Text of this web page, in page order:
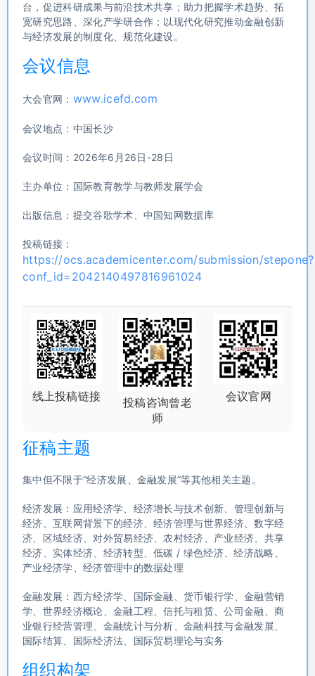
台，促进科研成果与前沿技术共享；助力把握学术趋势、拓
宽研究思路、深化产学研合作；以现代化研究推动金融创新
与经济发展的制度化、规范化建设。
会议信息
大会官网： www.icefd.com
会议地点：中国长沙
会议时间：2026年6月26日-28日
主办单位：国际教育教学与教师发展学会
出版信息：提交谷歌学术、中国知网数据库
投稿链接：
https://ocs.academicenter.com/submission/stepone?
conf_id=2042140497816961024
线上投稿链接
投稿咨询曾老
师
会议官网
征稿主题
集中但不限于“经济发展、金融发展”等其他相关主题。
经济发展：应用经济学、经济增长与技术创新、管理创新与
经济、互联网背景下的经济、经济管理与世界经济、数字经
济、区域经济、对外贸易经济、农村经济、产业经济、共享
经济、实体经济、经济转型、低碳 / 绿色经济、经济战略、
产业经济学、经济管理中的数据处理
金融发展：西方经济学、国际金融、货币银行学、金融营销
学、世界经济概论、金融工程、信托与租赁、公司金融、商
业银行经营管理、金融统计与分析、金融科技与金融发展、
国际结算、国际经济法、国际贸易理论与实务
组织构架